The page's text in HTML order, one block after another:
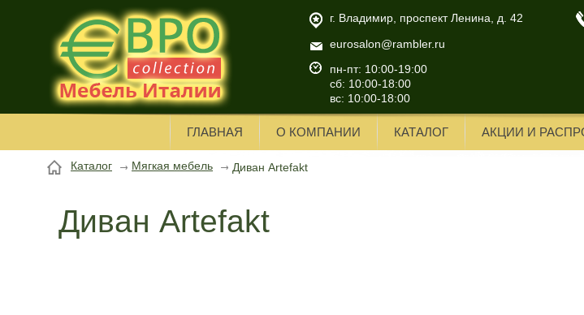
eurosalon@rambler.ru
г. Владимир, проспект Ленина, д. 42
пн-пт: 10:00-19:00
сб: 10:00-18:00
вс: 10:00-18:00
ГЛАВНАЯ О КОМПАНИИ КАТАЛОГ АКЦИИ И
Каталог Мягкая мебель Диван Artefakt
Диван Artefakt